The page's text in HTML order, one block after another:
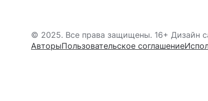
© 2025. Все права защищены. 16+ Дизайн
АвторыПользовательское соглашение